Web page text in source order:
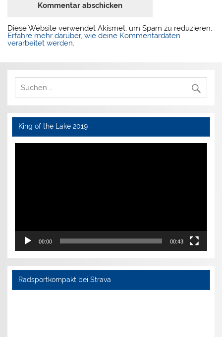
Diese Website verwendet Akismet, um Spam zu reduzieren.
Erfahre mehr darüber, wie deine Kommentardaten
verarbeitet werden.
King of the Lake 2019
00:00 00:43
Radsportkompakt bei Strava